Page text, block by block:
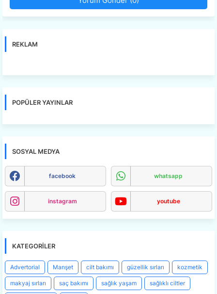
REKLAM
POPÜLER YAYINLAR
SOSYAL MEDYA
facebook whatsapp
instagram youtube
KATEGORILER
Advertorial Manşet cilt bakımı güzellik sırları kozmetik
makyaj sırları saç bakımı sağlık yaşam sağlıklı ciltler